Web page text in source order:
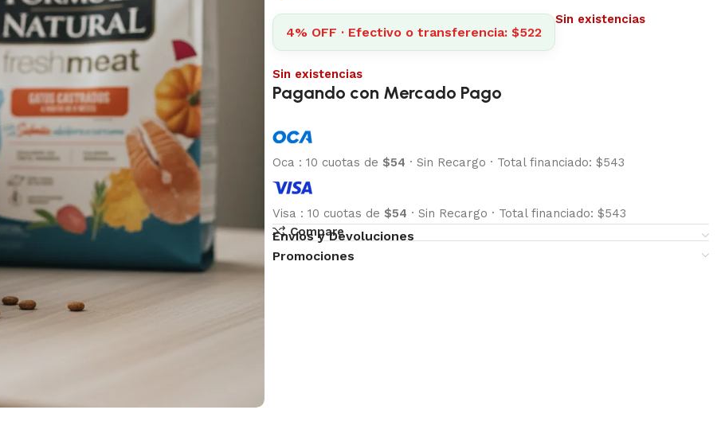
4% OFF · Efectivo o transferencia: $522
Sin existencias
Sin existencias
Pagando con Mercado Pago
Oca : 10 cuotas de $54 · Sin Recargo · Total financiado: $543
Visa : 10 cuotas de $54 · Sin Recargo · Total financiado: $543
Compare
Envíos y Devoluciones
Promociones